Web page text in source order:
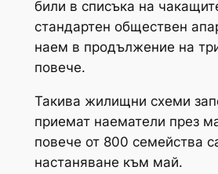
били в списъка на
стандартен обществен
наем в продължение на
повече.
Такива жилищни схеми
приемат наематели през
повече от 800 семейства
настаняване към май.